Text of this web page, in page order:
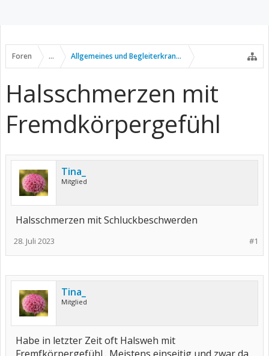
Foren ... Allgemeines und Begleiterkrankungen
Halsschmerzen mit
Fremdkörpergefühl
Tina_
Mitglied
Halsschmerzen mit Schluckbeschwerden
#1
28. Juli 2023
Tina_
Mitglied
Habe in letzter Zeit oft Halsweh mit